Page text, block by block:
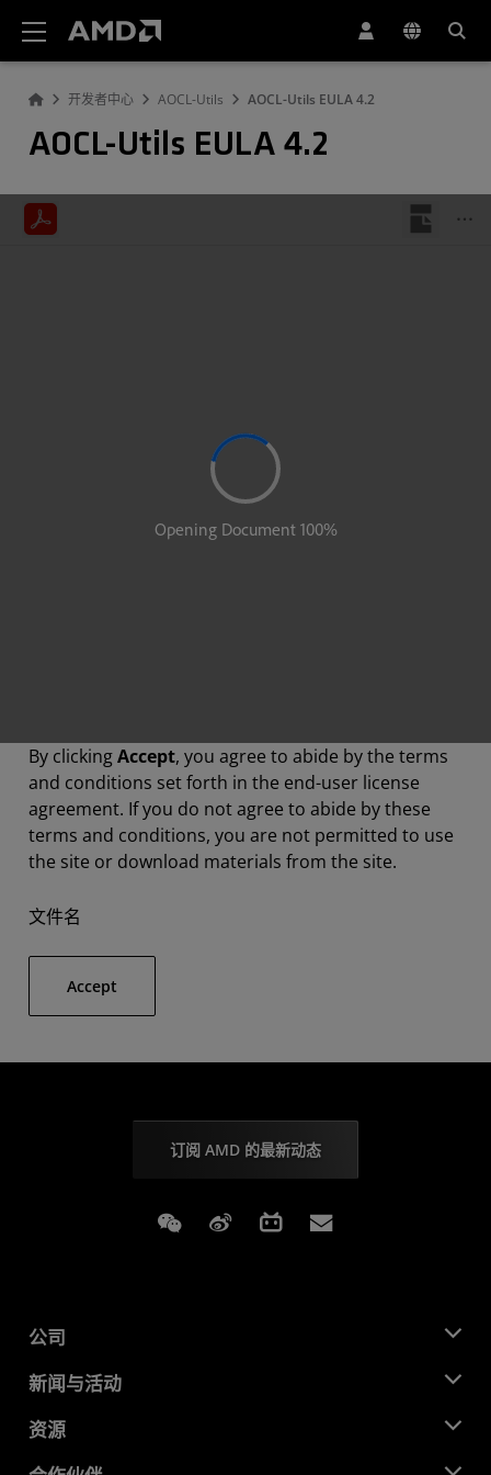
开发者中心 AOCL-Utils AOCL-Utils EULA 4.2
AOCL-Utils EULA 4.2
By clickingAccept, you agree to abide by the terms
and conditions set forth in the end-user license
agreement. If you do not agree to abide by these
terms and conditions, you are not permitted to use
the site or download materials from the site.
文件名
Accept
订阅 AMD 的最新动态
Weixin Weibo Bilibili
公司
关于 AMD
企业责任
就业机会
新闻与活动
新闻中心
资源